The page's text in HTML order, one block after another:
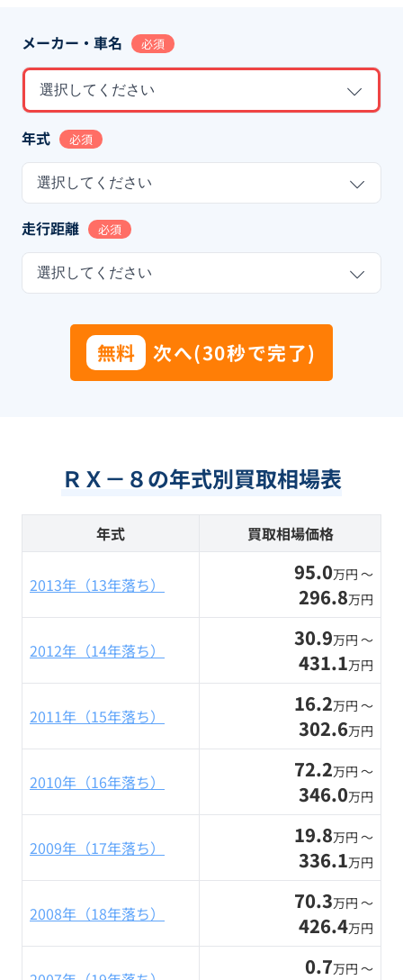
メーカー・車名 必須
選択してください
年式 必須
選択してください
走行距離 必須
選択してください
無料 次へ(30秒で完了)
ＲＸ－８の年式別買取相場表
年式 買取相場価格
2013年（13年落ち） 95.0万円 〜
296.8万円
2012年（14年落ち） 30.9万円 〜
431.1万円
2011年（15年落ち） 16.2万円 〜
302.6万円
2010年（16年落ち） 72.2万円 〜
346.0万円
2009年（17年落ち） 19.8万円 〜
336.1万円
2008年（18年落ち） 70.3万円 〜
426.4万円
0.7万円 〜